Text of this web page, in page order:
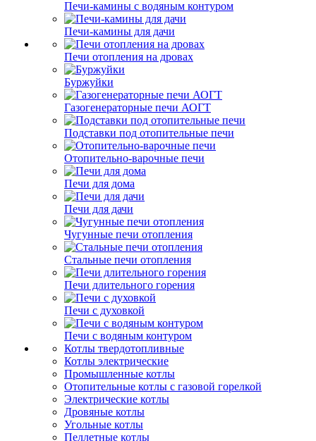
Печи-камины с водяным контуром
Печи-камины для дачи
Печи отопления на дровах
Буржуйки
Газогенераторные печи АОГТ
Подставки под отопительные печи
Отопительно-варочные печи
Печи для дома
Печи для дачи
Чугунные печи отопления
Стальные печи отопления
Печи длительного горения
Печи с духовкой
Печи с водяным контуром
Котлы твердотопливные
Котлы электрические
Промышленные котлы
Отопительные котлы с газовой горелкой
Электрические котлы
Дровяные котлы
Угольные котлы
Пеллетные котлы